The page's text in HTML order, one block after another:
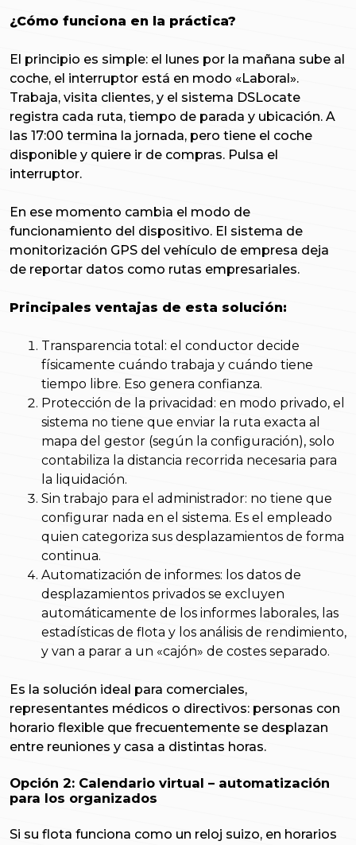
¿Cómo funciona en la práctica?
El principio es simple: el lunes por la mañana sube al
coche, el interruptor está en modo «Laboral».
Trabaja, visita clientes, y el sistema DSLocate
registra cada ruta, tiempo de parada y ubicación. A
las 17:00 termina la jornada, pero tiene el coche
disponible y quiere ir de compras. Pulsa el
interruptor.
En ese momento cambia el modo de
funcionamiento del dispositivo. El sistema de
monitorización GPS del vehículo de empresa deja
de reportar datos como rutas empresariales.
Principales ventajas de esta solución:
Transparencia total: el conductor decide
físicamente cuándo trabaja y cuándo tiene
tiempo libre. Eso genera confianza.
Protección de la privacidad: en modo privado, el
sistema no tiene que enviar la ruta exacta al
mapa del gestor (según la configuración), solo
contabiliza la distancia recorrida necesaria para
la liquidación.
Sin trabajo para el administrador: no tiene que
configurar nada en el sistema. Es el empleado
quien categoriza sus desplazamientos de forma
continua.
Automatización de informes: los datos de
desplazamientos privados se excluyen
automáticamente de los informes laborales, las
estadísticas de flota y los análisis de rendimiento,
y van a parar a un «cajón» de costes separado.
Es la solución ideal para comerciales,
representantes médicos o directivos: personas con
horario flexible que frecuentemente se desplazan
entre reuniones y casa a distintas horas.
Opción 2: Calendario virtual – automatización
para los organizados
Si su flota funciona como un reloj suizo, en horarios